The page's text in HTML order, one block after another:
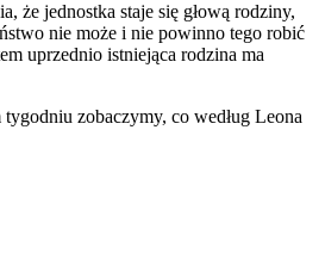
że jednostka staje się głową rodziny,
nie może i nie powinno tego robić
uprzednio istniejąca rodzina ma
zobaczymy, co według Leona